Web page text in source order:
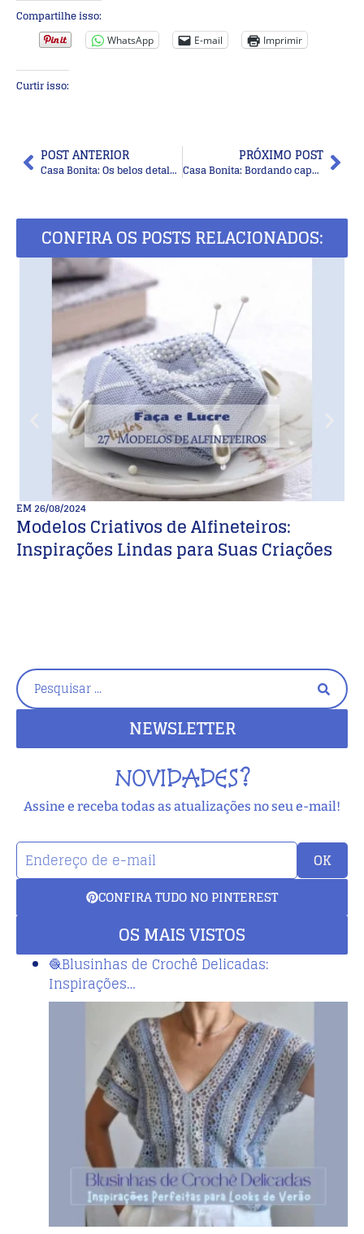
Compartilhe isso:
WhatsApp E-mail Imprimir
Curtir isso:
POST ANTERIOR
Casa Bonita: Os belos detalhes na cortina que valorizam
PRÓXIMO POST
Casa Bonita: Bordando capas de almofadas super coloridas
CONFIRA OS POSTS RELACIONADOS:
EM26/08/2024
Modelos Criativos de Alfineteiros:
Inspirações Lindas para Suas Criações
NEWSLETTER
NOVIDADES?
Assine e receba todas as atualizações no seu e-mail!
OK
CONFIRA TUDO NO PINTEREST
OS MAIS VISTOS
🧶Blusinhas de Crochê Delicadas:
Inspirações…